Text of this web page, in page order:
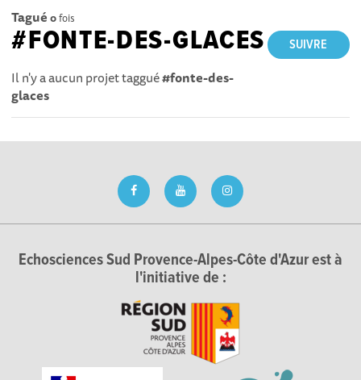
Tagué 0fois
SUIVRE
#FONTE-DES-GLACES
Il n'y a aucun projet taggué#fonte-des-
glaces
Echosciences Sud Provence-Alpes-Côte d'Azur est à
l'initiative de :